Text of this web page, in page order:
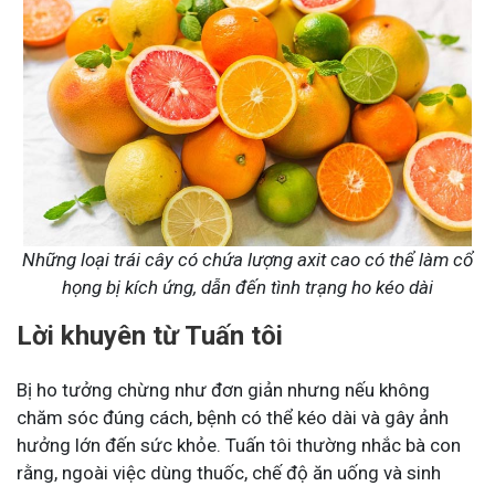
Những loại trái cây có chứa lượng axit cao có thể làm cổ
họng bị kích ứng, dẫn đến tình trạng ho kéo dài
Lời khuyên từ Tuấn tôi
Bị ho tưởng chừng như đơn giản nhưng nếu không
chăm sóc đúng cách, bệnh có thể kéo dài và gây ảnh
hưởng lớn đến sức khỏe. Tuấn tôi thường nhắc bà con
rằng, ngoài việc dùng thuốc, chế độ ăn uống và sinh